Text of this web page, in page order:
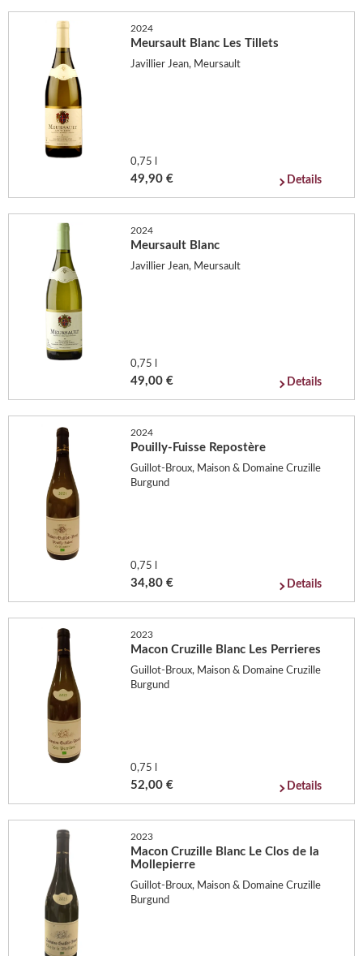
2024
Meursault Blanc Les Tillets
Javillier Jean, Meursault
0,75 l
49,90 € Details
2024
Meursault Blanc
Javillier Jean, Meursault
0,75 l
49,00 € Details
2024
Pouilly-Fuisse Repostère
Guillot-Broux, Maison & Domaine Cruzille
Burgund
0,75 l
34,80 € Details
2023
Macon Cruzille Blanc Les Perrieres
Guillot-Broux, Maison & Domaine Cruzille
Burgund
0,75 l
52,00 € Details
2023
Macon Cruzille Blanc Le Clos de la
Mollepierre
Guillot-Broux, Maison & Domaine Cruzille
Burgund